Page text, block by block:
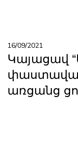
16/09/2021
Կայացավ
առցանց